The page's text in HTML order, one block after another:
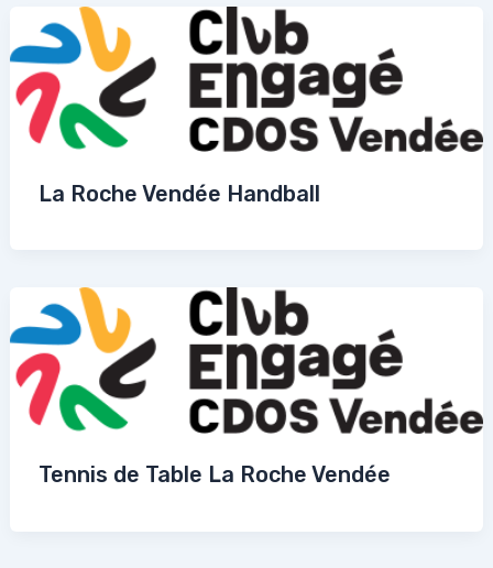
La Roche Vendée Handball
Tennis de Table La Roche Vendée